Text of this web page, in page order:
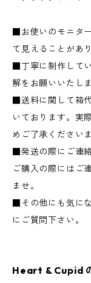
■お使いのモニタ
て見えることがあ
■丁寧に制作して
解をお願いいたしま
■送料に関して箱
いております。実
めご了承くださいま
■発送の際にご連
ご購入の際にはご
ませ。
■その他にも気に
にご質問下さい。
Heart & Cupid